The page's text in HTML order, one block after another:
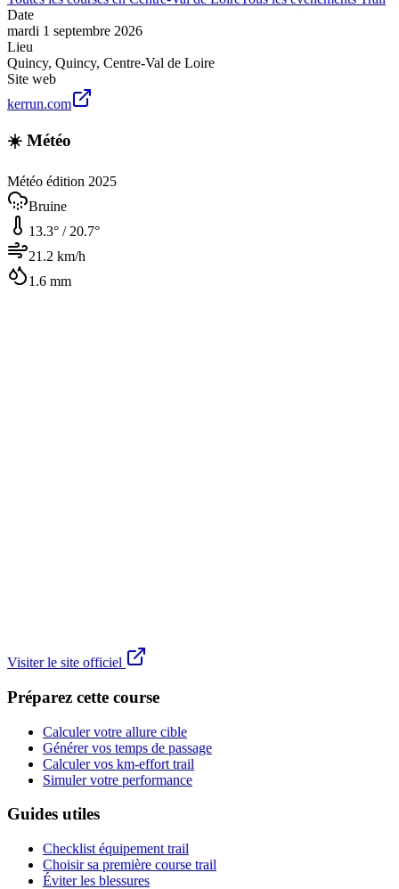
Date
mardi 1 septembre 2026
Lieu
Quincy, Quincy, Centre-Val de Loire
Site web
kerrun.com
☀️ Météo
Météo édition 2025
Bruine
13.3° / 20.7°
21.2 km/h
1.6 mm
Visiter le site officiel
Préparez cette course
Calculer votre allure cible
Générer vos temps de passage
Calculer vos km-effort trail
Simuler votre performance
Guides utiles
Checklist équipement trail
Choisir sa première course trail
Éviter les blessures